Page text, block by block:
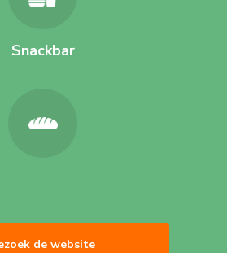
Snackbar
de website